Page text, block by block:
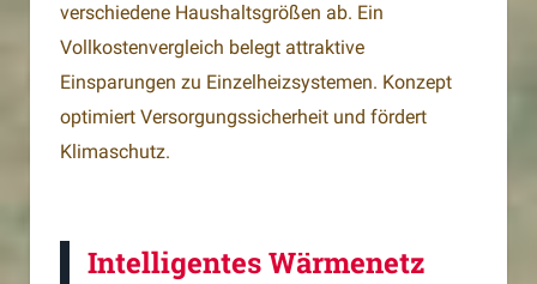
verschiedene Haushaltsgrößen ab. Ein
Vollkostenvergleich belegt attraktive
Einsparungen zu Einzelheizsystemen. Konzept
optimiert Versorgungssicherheit und fördert
Klimaschutz.
Intelligentes Wärmenetz